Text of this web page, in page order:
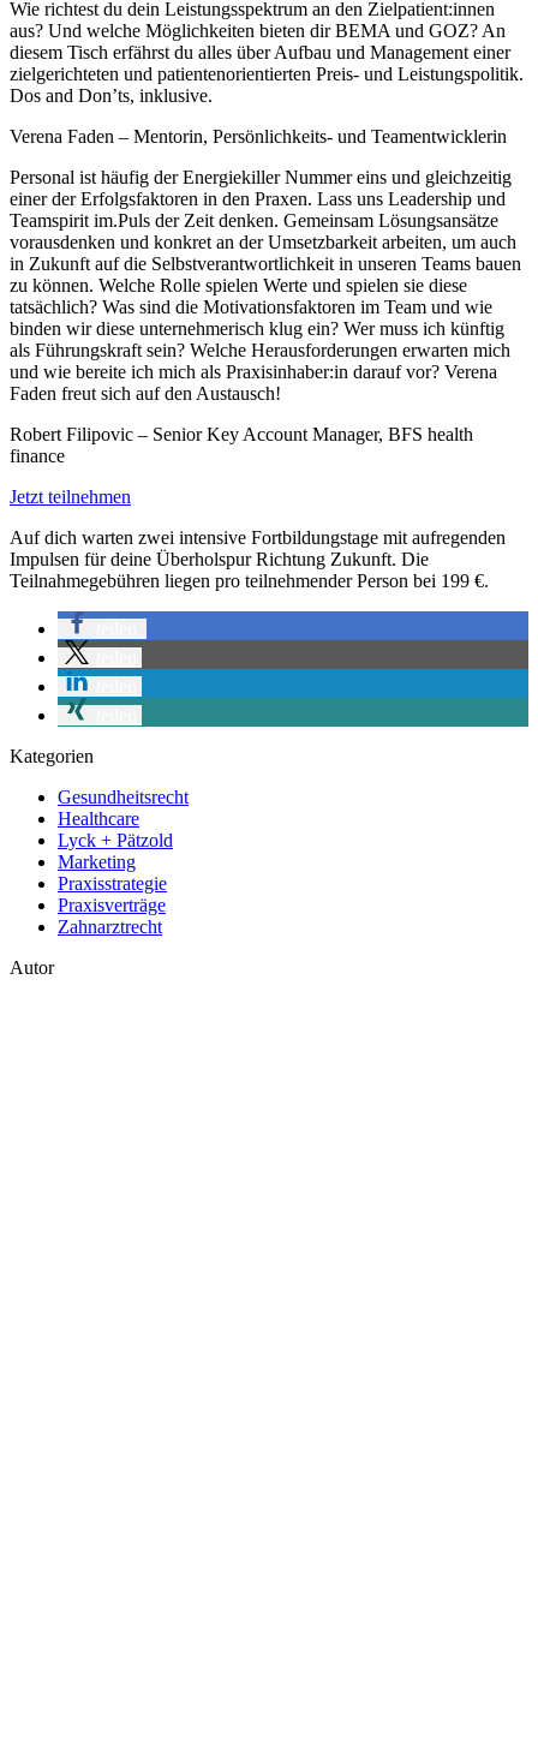
Wie richtest du dein Leistungsspektrum an den Zielpatient:innen
aus? Und welche Möglichkeiten bieten dir BEMA und GOZ? An
diesem Tisch erfährst du alles über Aufbau und Management einer
zielgerichteten und patientenorientierten Preis- und Leistungspolitik.
Dos and Don’ts, inklusive.
Verena Faden – Mentorin, Persönlichkeits- und Teamentwicklerin
Personal ist häufig der Energiekiller Nummer eins und gleichzeitig
einer der Erfolgsfaktoren in den Praxen. Lass uns Leadership und
Teamspirit im.Puls der Zeit denken. Gemeinsam Lösungsansätze
vorausdenken und konkret an der Umsetzbarkeit arbeiten, um auch
in Zukunft auf die Selbstverantwortlichkeit in unseren Teams bauen
zu können. Welche Rolle spielen Werte und spielen sie diese
tatsächlich? Was sind die Motivationsfaktoren im Team und wie
binden wir diese unternehmerisch klug ein? Wer muss ich künftig
als Führungskraft sein? Welche Herausforderungen erwarten mich
und wie bereite ich mich als Praxisinhaber:in darauf vor? Verena
Faden freut sich auf den Austausch!
Robert Filipovic – Senior Key Account Manager, BFS health
finance
Jetzt teilnehmen
Auf dich warten zwei intensive Fortbildungstage mit aufregenden
Impulsen für deine Überholspur Richtung Zukunft. Die
Teilnahmegebühren liegen pro teilnehmender Person bei 199 €.
Kategorien
Gesundheitsrecht
Healthcare
Lyck + Pätzold
Marketing
Praxisstrategie
Praxisverträge
Zahnarztrecht
Autor